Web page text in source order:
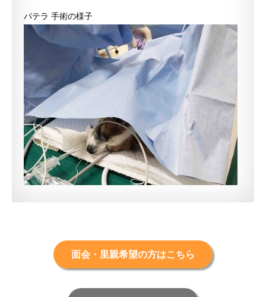
パテラ 手術の様子
面会・里親希望の方はこちら